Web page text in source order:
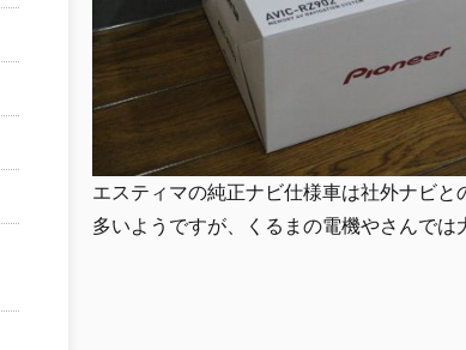
エスティマの純正ナビ仕様車は社外ナビ
多いようですが、くるまの電機やさんでは